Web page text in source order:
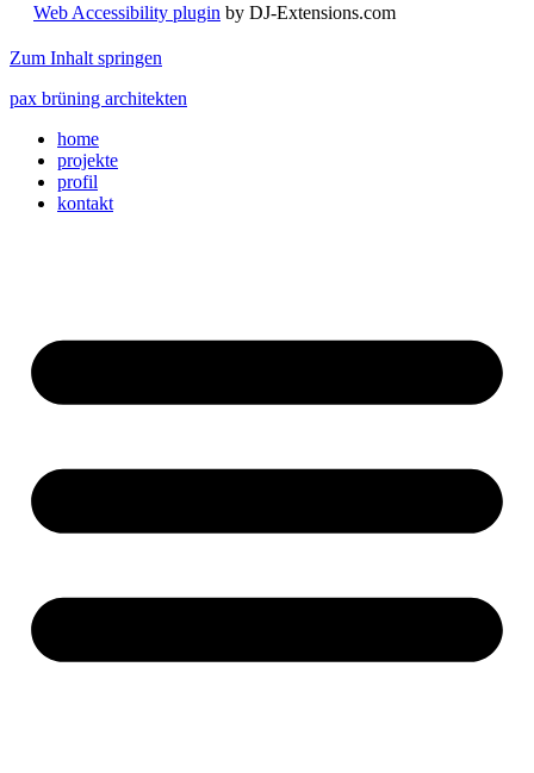
Web Accessibility plugin by DJ-Extensions.com
Zum Inhalt springen
pax brüning architekten
home
projekte
profil
kontakt